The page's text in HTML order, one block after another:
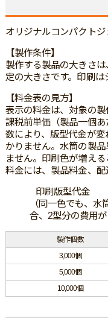
オリジナルコンパクトジ
【製作条件】
製作する製品の大きさ
定の大きさです。印刷は
【料金表の見方】
表示の料金は、対象の製
課税前単価（製品一個
数により、版型代金が
かりません。水筒の製
ません。印刷色が増え
料金には、製品料金、配
印刷版型代金
（同一色でも、
合、2型分の費用が
製作個数
3,000個
5,000個
10,000個